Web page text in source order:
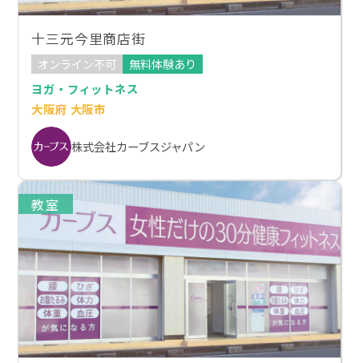
十三元今里商店街
オンライン不可
無料体験あり
ヨガ・フィットネス
大阪府 大阪市
株式会社カーブスジャパン
教室